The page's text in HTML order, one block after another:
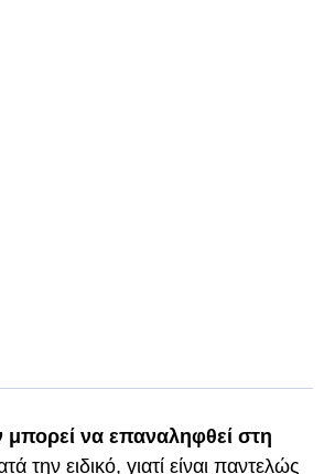
μπορεί να επαναληφθεί στη
την ειδικό, γιατί είναι παντελώς